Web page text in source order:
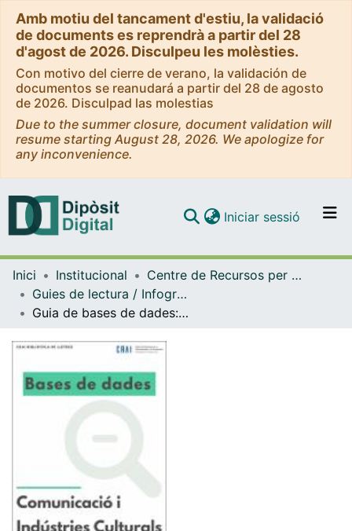
Amb motiu del tancament d'estiu, la validació
de documents es reprendrà a partir del 28
d'agost de 2026. Disculpeu les molèsties.
Con motivo del cierre de verano, la validación de
documentos se reanudará a partir del 28 de agosto
de 2026. Disculpad las molestias
Due to the summer closure, document validation will
resume starting August 28, 2026. We apologize for
any inconvenience.
Navega per tot el DD
Com publicar
Contacte
Iniciar sessió (current)
Inici Institucional
Centre de Recursos per a l'Aprenentatge i la Investigació (CRAI-UB) - Institucional
Guies de lectura / Infografies / Recomanacions (CRAI-UB)
Guia de bases de dades: Comunicació i Indústries Culturals [Infografia]